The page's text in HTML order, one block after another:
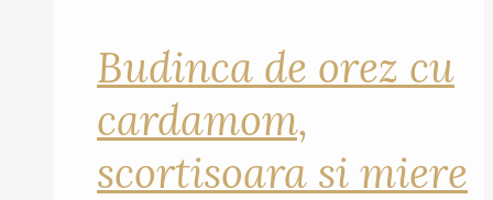
Budinca de orez cu
cardamom,
scortisoara si miere